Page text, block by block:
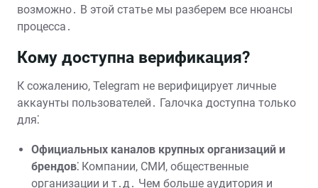
возможно․ В этой статье мы разберем все нюансы
процесса․
Кому доступна верификация?
К сожалению, Telegram не верифицирует личные
аккаунты пользователей․ Галочка доступна только
для⁚
Официальных каналов крупных организаций и
брендов⁚ Компании, СМИ, общественные
организации и т․д․ Чем больше аудитория и